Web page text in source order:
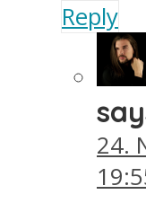
Reply
24.